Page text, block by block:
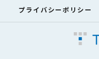
プライバシーポリシー